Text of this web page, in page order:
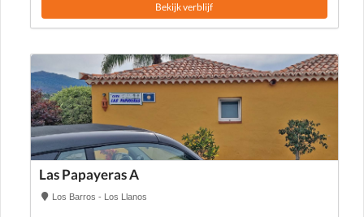
Bekijk verblijf
Las Papayeras A
Los Barros - Los Llanos